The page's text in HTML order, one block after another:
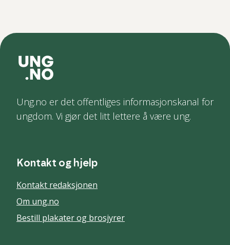
Ung.no er det offentliges informasjonskanal for
ungdom. Vi gjør det litt lettere å være ung.
Kontakt og hjelp
Kontakt redaksjonen
Om ung.no
Bestill plakater og brosjyrer